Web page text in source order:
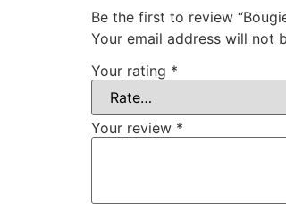
Be the first to review
Your email address will not
Your rating *
Your review *